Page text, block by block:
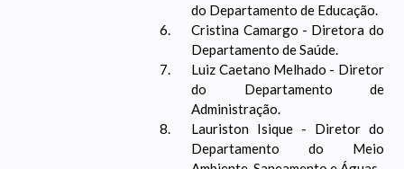
do Departamento de Educação.
Cristina Camargo - Diretora do
Departamento de Saúde.
Luiz Caetano Melhado - Diretor
do Departamento de
Administração.
Lauriston Isique - Diretor do
Departamento do Meio